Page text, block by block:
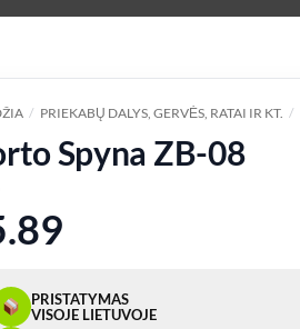
/ PRIEKABŲ DALYS, GERVĖS, RATAI IR KT. /
Spyna ZB-08
PRISTATYMAS
VISOJE LIETUVOJE